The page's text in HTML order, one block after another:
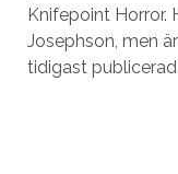
Knifepoint Horror.
Josephson, men
tidigast